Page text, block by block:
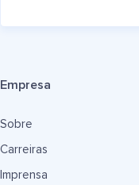
Empresa
Sobre
Carreiras
Imprensa